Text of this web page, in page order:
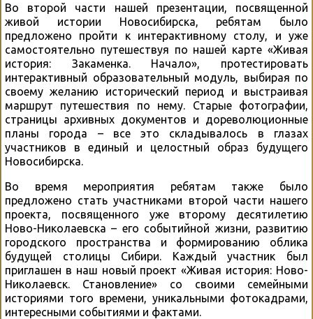
Во второй части нашей презентации, посвященной
живой истории Новосибирска, ребятам было
предложено пройти к интерактивному столу, и уже
самостоятельно путешествуя по нашей карте «Живая
история: Закаменка. Начало», протестировать
интерактивный образовательный модуль, выбирая по
своему желанию исторический период и выстраивая
маршрут путешествия по нему. Старые фотографии,
страницы архивных документов и дореволюционные
планы города – все это складывалось в глазах
участников в единый и целостный образ будущего
Новосибирска.
Во время мероприятия ребятам также было
предложено стать участниками второй части нашего
проекта, посвященного уже второму десятилетию
Ново-Николаевска – его событийной жизни, развитию
городского пространства и формированию облика
будущей столицы Сибири. Каждый участник был
приглашен в наш новый проект «Живая история: Ново-
Николаевск. Становление» со своими семейными
историями того времени, уникальными фотокадрами,
интересными событиями и фактами.